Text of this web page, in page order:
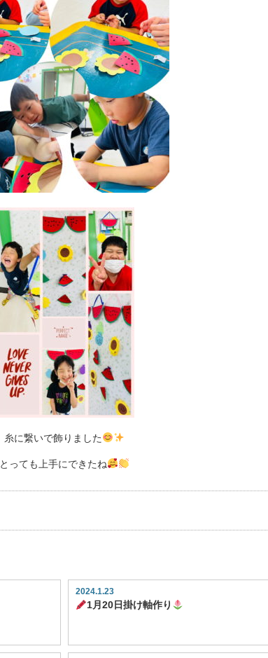
糸に繋いで飾りました
とっても上手にできたね
2024.1.23
1月20日掛け軸作り